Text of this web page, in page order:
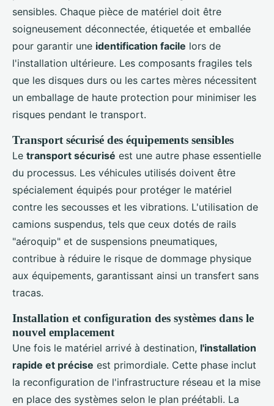
sensibles. Chaque pièce de matériel doit être
soigneusement déconnectée, étiquetée et emballée
pour garantir une identification facile lors de
l'installation ultérieure. Les composants fragiles tels
que les disques durs ou les cartes mères nécessitent
un emballage de haute protection pour minimiser les
risques pendant le transport.
Transport sécurisé des équipements sensibles
Le transport sécurisé est une autre phase essentielle
du processus. Les véhicules utilisés doivent être
spécialement équipés pour protéger le matériel
contre les secousses et les vibrations. L'utilisation de
camions suspendus, tels que ceux dotés de rails
"aéroquip" et de suspensions pneumatiques,
contribue à réduire le risque de dommage physique
aux équipements, garantissant ainsi un transfert sans
tracas.
Installation et configuration des systèmes dans le
nouvel emplacement
Une fois le matériel arrivé à destination, l'installation
rapide et précise est primordiale. Cette phase inclut
la reconfiguration de l'infrastructure réseau et la mise
en place des systèmes selon le plan préétabli. La